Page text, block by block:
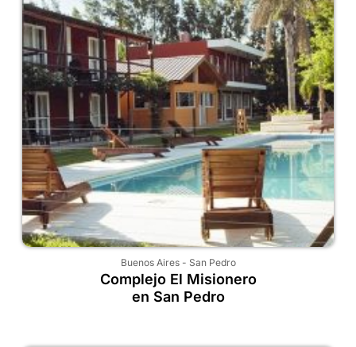
Buenos Aires- San Pedro
Complejo El Misionero
en San Pedro